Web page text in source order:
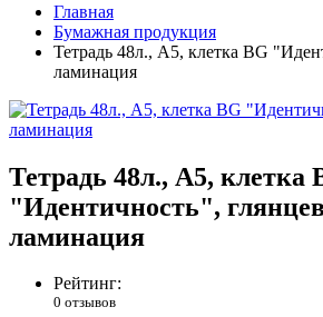
Главная
Бумажная продукция
Тетрадь 48л., А5, клетка BG
ламинация
Тетрадь 48л., А5, клетка
"Идентичность",
ламинация
Рейтинг:
0 отзывов